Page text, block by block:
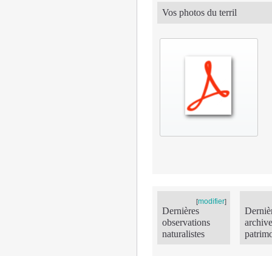
Vos photos du terril
[modifier]
Dernières
observations
naturalistes